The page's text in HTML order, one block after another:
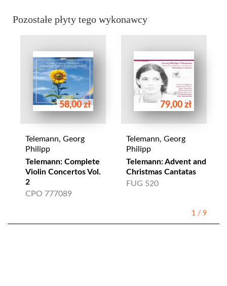
Pozostałe płyty tego wykonawcy
58,00 zł
Telemann, Georg
Philipp
Telemann: Complete
Violin Concertos Vol.
2
CPO 777089
79,00 zł
Telemann, Georg
Philipp
Telemann: Advent and
Christmas Cantatas
FUG 520
1 / 9